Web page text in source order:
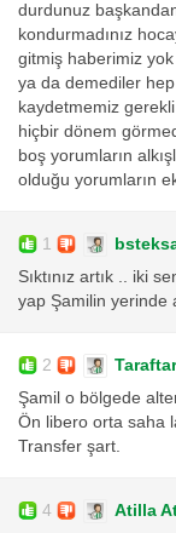
durdunuz
kondurmadınız
gitmiş haberimiz
ya da demediler
kaydetmemiz gerekli
hiçbir dönem
boş yorumların
olduğu yorumların
1
Sıktınız artık .. iki
yap Şamilin yerinde
2 Taraftar
Şamil o bölgede
Ön libero orta saha
Transfer şart.
4 Atilla